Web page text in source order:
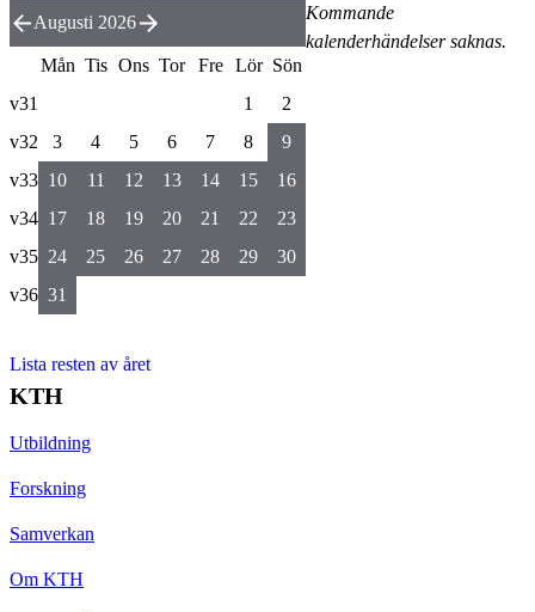
Kommande
kalenderhändelser saknas.
Augusti 2026
Mån Tis Ons Tor Fre Lör Sön
v31
1
2
v32
3 4 5 6 7 8
9
v33 10 11 12 13 14 15
16
v34 17 18 19 20 21 22
23
v35 24 25 26 27 28 29
30
v36 31
Lista resten av året
KTH
Utbildning
Forskning
Samverkan
Om KTH